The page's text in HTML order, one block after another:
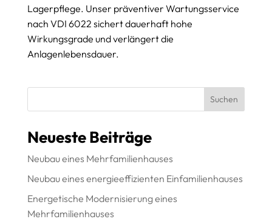
Lagerpflege. Unser präventiver Wartungsservice
nach VDI 6022 sichert dauerhaft hohe
Wirkungsgrade und verlängert die
Anlagenlebensdauer.
Suchen
Neueste Beiträge
Neubau eines Mehrfamilienhauses
Neubau eines energieeffizienten Einfamilienhauses
Energetische Modernisierung eines
Mehrfamilienhauses